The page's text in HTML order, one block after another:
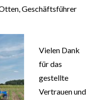
Geschäftsführer
Vielen Dank
für das
gestellte
Vertrauen und